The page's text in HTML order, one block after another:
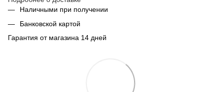
Наличными при получении
Банковской картой
Гарантия от магазина 14 дней